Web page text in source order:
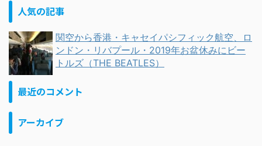
人気の記事
関空から香港・キャセイパシフィック航空、ロ
ンドン・リバプール・2019年お盆休みにビー
トルズ（THE BEATLES）
最近のコメント
アーカイブ